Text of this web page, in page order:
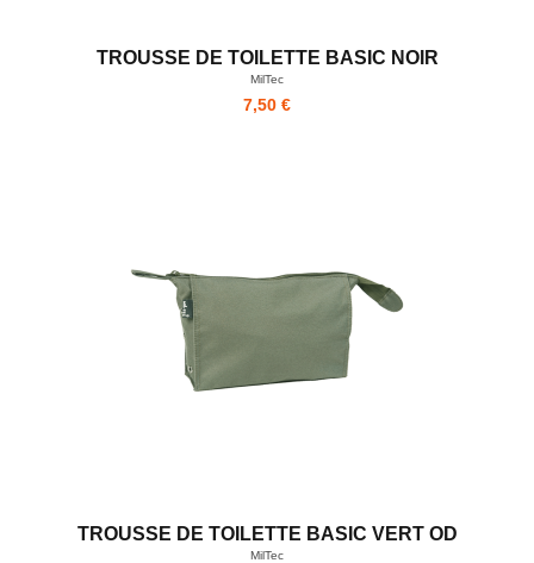
TROUSSE DE TOILETTE BASIC NOIR
MilTec
7,50 €
TROUSSE DE TOILETTE BASIC VERT OD
MilTec